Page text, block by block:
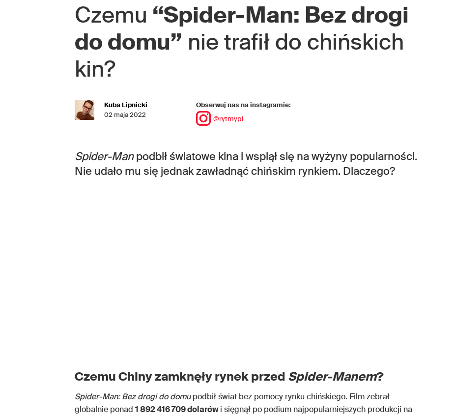
Czemu “Spider-Man: Bez drogi
do domu” nie trafił do chińskich
kin?
Kuba Lipnicki
02 maja 2022
Obserwuj nas na instagramie:
@rytmypl
Spider-Manpodbił światowe kina i wspiął się na wyżyny popularności.
Nie udało mu się jednak zawładnąć chińskim rynkiem. Dlaczego?
Czemu Chiny zamknęły rynek przed Spider-Manem?
Spider-Man: Bez drogi do domupodbił świat bez pomocy rynku chińskiego. Film zebrał
globalnie ponad 1 892 416 709 dolarówi sięgnął po podium najpopularniejszych produkcji na